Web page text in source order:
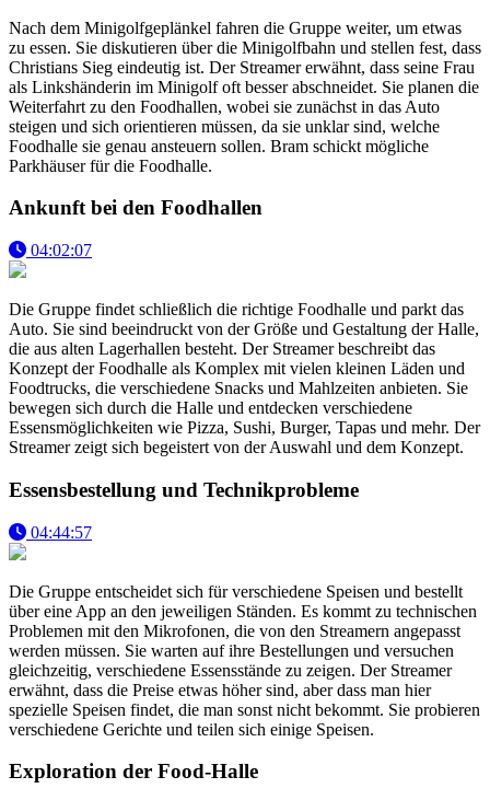
Nach dem Minigolfgeplänkel fahren die Gruppe weiter, um etwas
zu essen. Sie diskutieren über die Minigolfbahn und stellen fest, dass
Christians Sieg eindeutig ist. Der Streamer erwähnt, dass seine Frau
als Linkshänderin im Minigolf oft besser abschneidet. Sie planen die
Weiterfahrt zu den Foodhallen, wobei sie zunächst in das Auto
steigen und sich orientieren müssen, da sie unklar sind, welche
Foodhalle sie genau ansteuern sollen. Bram schickt mögliche
Parkhäuser für die Foodhalle.
Ankunft bei den Foodhallen
04:02:07
Die Gruppe findet schließlich die richtige Foodhalle und parkt das
Auto. Sie sind beeindruckt von der Größe und Gestaltung der Halle,
die aus alten Lagerhallen besteht. Der Streamer beschreibt das
Konzept der Foodhalle als Komplex mit vielen kleinen Läden und
Foodtrucks, die verschiedene Snacks und Mahlzeiten anbieten. Sie
bewegen sich durch die Halle und entdecken verschiedene
Essensmöglichkeiten wie Pizza, Sushi, Burger, Tapas und mehr. Der
Streamer zeigt sich begeistert von der Auswahl und dem Konzept.
Essensbestellung und Technikprobleme
04:44:57
Die Gruppe entscheidet sich für verschiedene Speisen und bestellt
über eine App an den jeweiligen Ständen. Es kommt zu technischen
Problemen mit den Mikrofonen, die von den Streamern angepasst
werden müssen. Sie warten auf ihre Bestellungen und versuchen
gleichzeitig, verschiedene Essensstände zu zeigen. Der Streamer
erwähnt, dass die Preise etwas höher sind, aber dass man hier
spezielle Speisen findet, die man sonst nicht bekommt. Sie probieren
verschiedene Gerichte und teilen sich einige Speisen.
Exploration der Food-Halle